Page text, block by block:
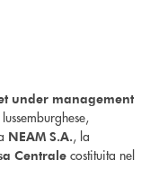
under management
NEAM S.A., la
Centrale costituita nel